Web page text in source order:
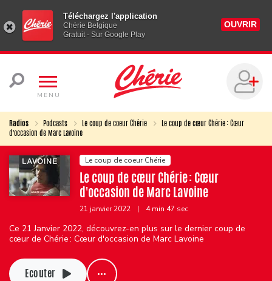
Téléchargez l'application
Chérie Belgique
Gratuit - Sur Google Play
OUVRIR
MENU
Radios Podcasts Le coup de coeur Chérie
Le coup de cœur Chérie : Cœur
d'occasion de Marc Lavoine
Le coup de coeur Chérie
Le coup de cœur Chérie : Cœur
d'occasion de Marc Lavoine
21 janvier 2022 | 4 min 47 sec
Ce 21 Janvier 2022, découvrez-en plus sur le dernier coup de
cœur de Chérie : Cœur d'occasion de Marc Lavoine
Ecouter